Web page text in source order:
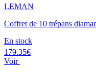
LEMAN
Coffret de 10 trépans
En stock
179.35€
Voir